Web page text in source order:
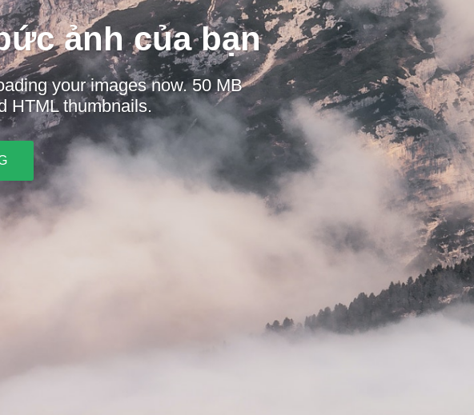
ảnh của bạn
your images now. 50 MB
HTML thumbnails.